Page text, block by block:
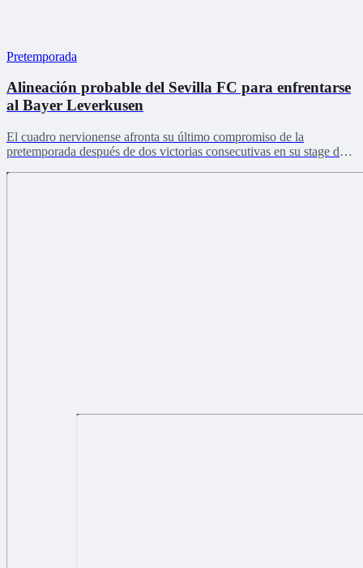
Pretemporada
Alineación probable del Sevilla FC para enfrentarse
al Bayer Leverkusen
El cuadro nervionense afronta su último compromiso de la
pretemporada después de dos victorias consecutivas en su stage de